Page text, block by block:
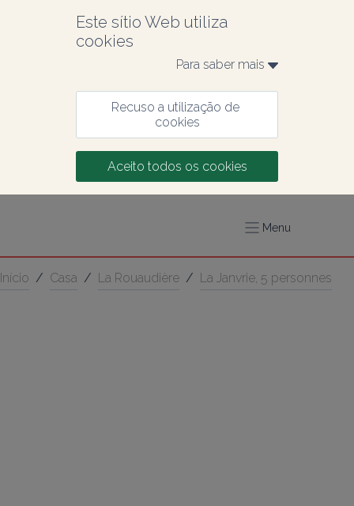
Este sítio Web utiliza
cookies
Para saber mais
Recuso a utilização de
cookies
Aceito todos os cookies
Menu
Início / Casa / La Rouaudière / La Janvrie, 5 personnes